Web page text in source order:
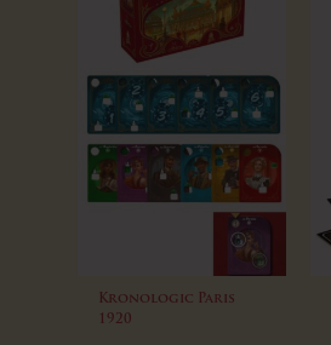
Kronologic Paris
1920